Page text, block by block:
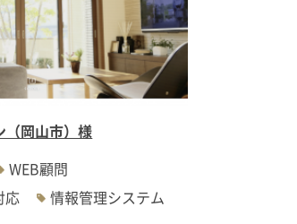
（岡山市）様
WEB顧問
応
情報管理システム